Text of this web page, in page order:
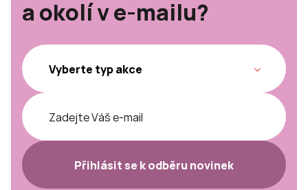
a okolí v e-mailu?
Přihlásit se k odběru novinek